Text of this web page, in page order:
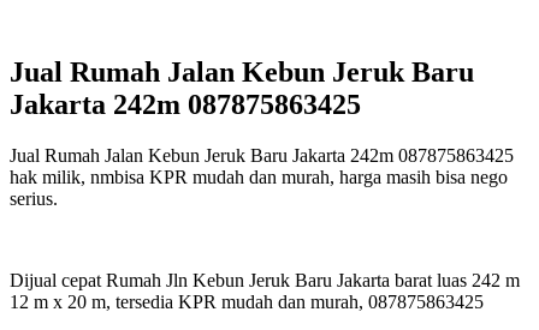
Baru
Jakarta
Jual Rumah Jalan Kebun Jeruk Baru
Jakarta 242m 087875863425
Jual Rumah Jalan Kebun Jeruk Baru Jakarta 242m 087875863425
hak milik, nmbisa KPR mudah dan murah, harga masih bisa nego
serius.
Dijual cepat Rumah Jln Kebun Jeruk Baru Jakarta barat luas 242 m
12 m x 20 m, tersedia KPR mudah dan murah, 087875863425